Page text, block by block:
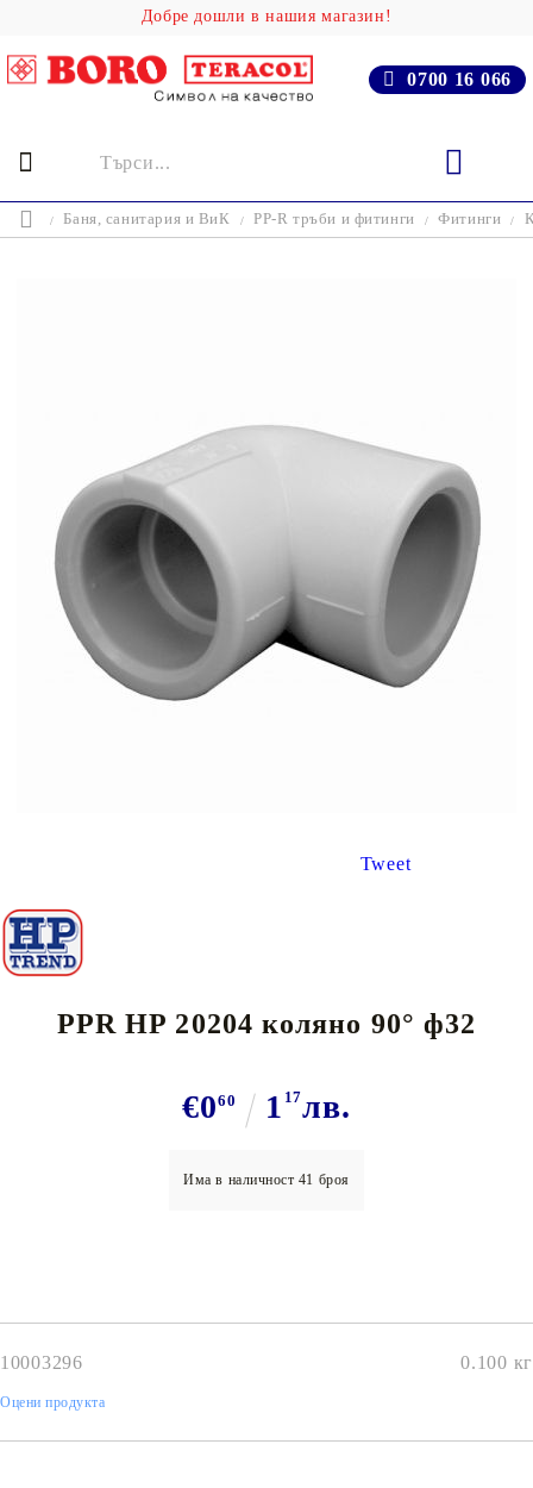
Добре дошли в нашия магазин!
0700 16 066
Баня, cанитария и ВиК PP-R тръби и фитинги Фитинги
Tweet
PPR HP 20204 коляно 90° ф32
€060 1 17лв.
Има в наличност 41 броя
10003296 0.100 кг
Оцени продукта